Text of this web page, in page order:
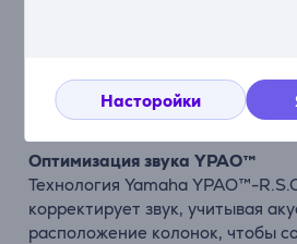
Насторойки
и соединения с низким
обеспечивают четкое и
Оптимизация звука YPAO™
Технология Yamaha YPAO™-
корректирует звук, учитывая
расположение колонок, чтобы